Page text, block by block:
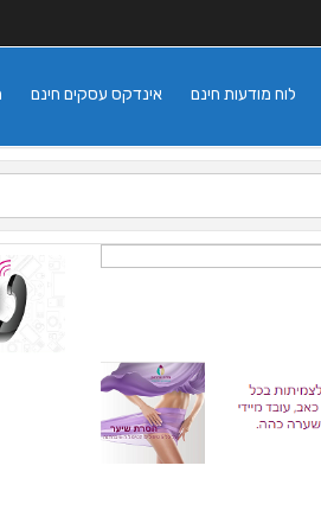
אינדקס עסקים חינם לוח מודעות חינם